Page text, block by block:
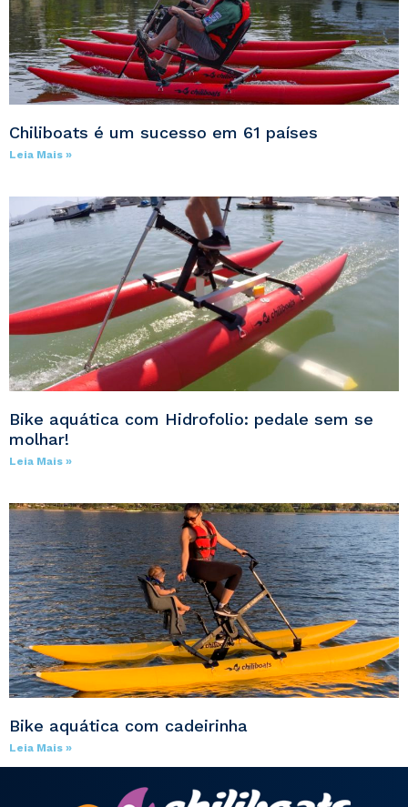
Chiliboats é um sucesso em 61 países
Leia Mais »
Bike aquática com Hidrofolio: pedale sem se
molhar!
Leia Mais »
Bike aquática com cadeirinha
Leia Mais »